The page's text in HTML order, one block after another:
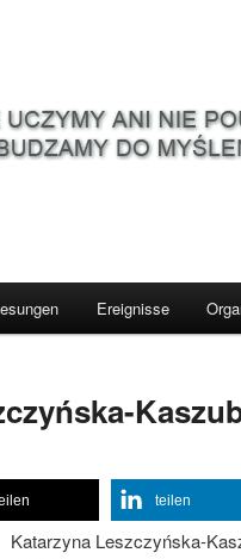
Ereignisse
teilen
Katarzyna Leszczyńska-